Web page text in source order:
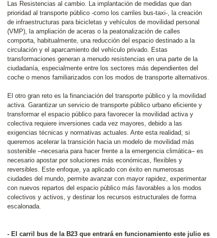
Las Resistencias al cambio. La implantación de medidas que dan
prioridad al transporte público -como los carriles bus-taxi-, la creación
de infraestructuras para bicicletas y vehículos de movilidad personal
(VMP), la ampliación de aceras o la peatonalización de calles
comporta, habitualmente, una reducción del espacio destinado a la
circulación y el aparcamiento del vehículo privado. Estas
transformaciones generan a menudo resistencias en una parte de la
ciudadanía, especialmente entre los sectores más dependientes del
coche o menos familiarizados con los modos de transporte alternativos.
El otro gran reto es la financiación del transporte público y la movilidad
activa. Garantizar un servicio de transporte público urbano eficiente y
transformar el espacio público para favorecer la movilidad activa y
colectiva requiere inversiones cada vez mayores, debido a las
exigencias técnicas y normativas actuales. Ante esta realidad, si
queremos acelerar la transición hacia un modelo de movilidad más
sostenible –necesaria para hacer frente a la emergencia climática– es
necesario apostar por soluciones más económicas, flexibles y
reversibles. Este enfoque, ya aplicado con éxito en numerosas
ciudades del mundo, permite avanzar con mayor rapidez, experimentar
con nuevos repartos del espacio público más favorables a los modos
colectivos y activos, y destinar los recursos estructurales de forma
escalonada.
- El carril bus de la B23 que entrará en funcionamiento este julio es